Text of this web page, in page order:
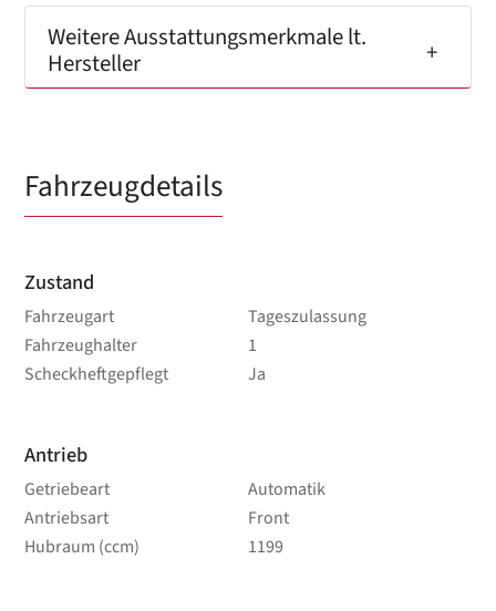
Weitere Ausstattungsmerkmale lt.
Hersteller
Fahrzeugdetails
Zustand
Fahrzeugart
Tageszulassung
Fahrzeughalter
1
Scheckheftgepflegt
Ja
Antrieb
Getriebeart
Automatik
Antriebsart
Front
Hubraum (ccm)
1199